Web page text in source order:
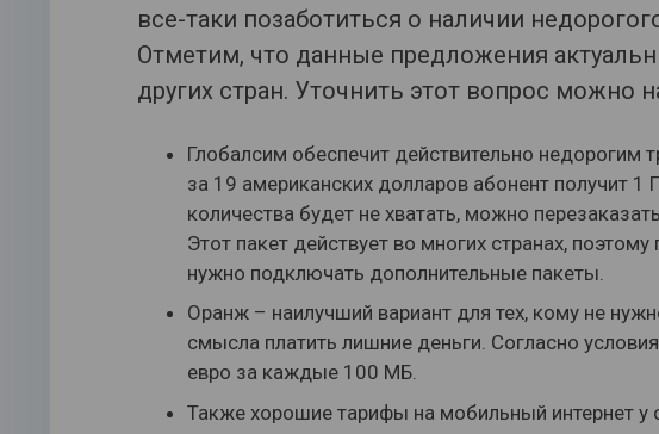
все-таки позаботиться о наличии
Отметим, что данные предложения
других стран. Уточнить этот вопрос можно
Глобалсим обеспечит действительно
за 19 американских долларов абонент получит 1
количества будет не хватать, можно
Этот пакет действует во многих странах,
нужно подключать дополнительные пакеты.
Оранж – наилучший вариант для тех, кому не
смысла платить лишние деньги. Согласно
евро за каждые 100 МБ.
Также хорошие тарифы на мобильный интернет у